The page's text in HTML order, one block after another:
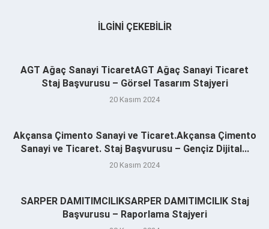
İLGINI ÇEKEBILIR
AGT Ağaç Sanayi TicaretAGT Ağaç Sanayi Ticaret
Staj Başvurusu – Görsel Tasarım Stajyeri
20 Kasım 2024
Akçansa Çimento Sanayi ve Ticaret.Akçansa Çimento
Sanayi ve Ticaret. Staj Başvurusu – Gençiz Dijital...
20 Kasım 2024
SARPER DAMITIMCILIKSARPER DAMITIMCILIK Staj
Başvurusu – Raporlama Stajyeri